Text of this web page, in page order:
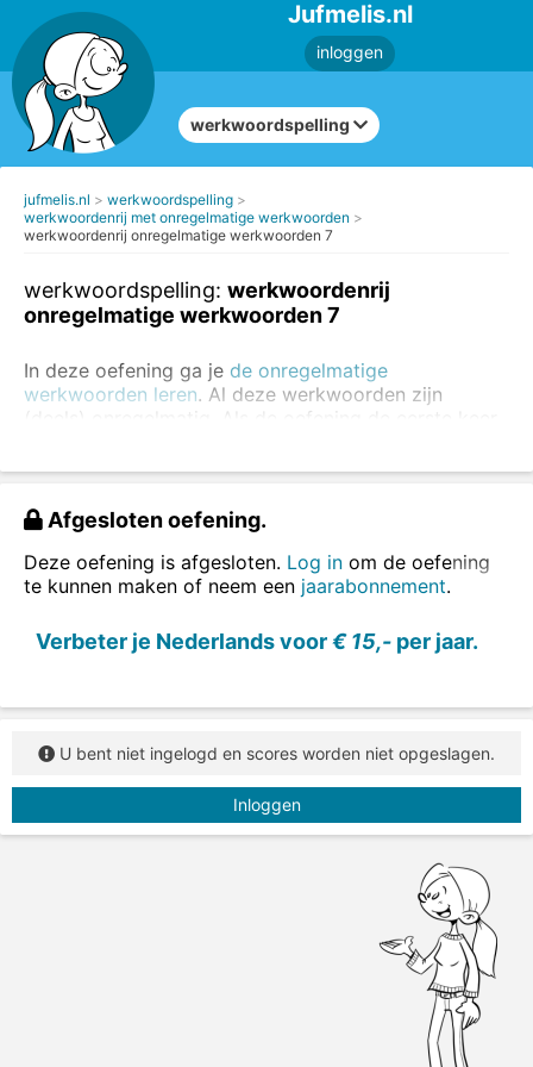
Jufmelis.nl
inloggen
werkwoordspelling
jufmelis.nl
werkwoordspelling
werkwoordenrij met onregelmatige werkwoorden
werkwoordenrij onregelmatige werkwoorden 7
werkwoordspelling: werkwoordenrij
onregelmatige werkwoorden 7
In deze oefening ga je de onregelmatige
werkwoorden leren. Al deze werkwoorden zijn
(deels) onregelmatig. Als de oefening de eerste keer
maken.
Oefen altijd eerst de regelmatige werkwoorden
kuntde regelmatige en onregelmatige werkwoorden
ook in zinnen oefenen.
Vul de juiste vorm van het werkwoord in.
Afgesloten oefening.
Deze oefening is afgesloten. Log in om de oefening
te kunnen maken of neem een jaarabonnement.
Verbeter je Nederlands voor€ 15,- per jaar.
U bent niet ingelogd en scores worden niet opgeslagen.
Inloggen